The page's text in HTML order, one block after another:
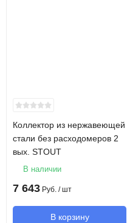
Коллектор из нержавеющей
стали без расходомеров 2
вых. STOUT
В наличии
7 643 Руб. / шт
В корзину